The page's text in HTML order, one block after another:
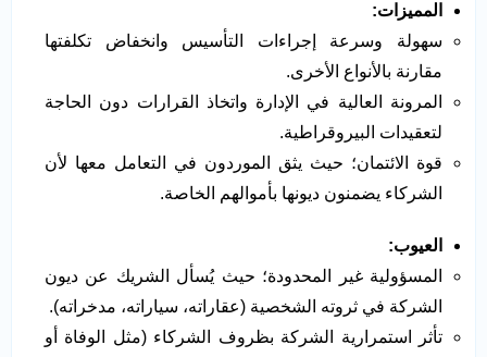
المميزات:
سهولة وسرعة إجراءات التأسيس وانخفاض تكلفتها
مقارنة بالأنواع الأخرى.
المرونة العالية في الإدارة واتخاذ القرارات دون الحاجة
لتعقيدات البيروقراطية.
قوة الائتمان؛ حيث يثق الموردون في التعامل معها لأن
الشركاء يضمنون ديونها بأموالهم الخاصة.
العيوب:
المسؤولية غير المحدودة؛ حيث يُسأل الشريك عن ديون
الشركة في ثروته الشخصية (عقاراته، سياراته، مدخراته).
تأثر استمرارية الشركة بظروف الشركاء (مثل الوفاة أو